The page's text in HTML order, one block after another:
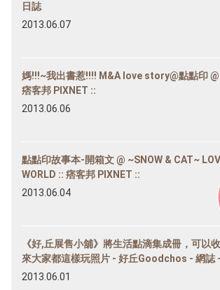
日誌
2013.06.07
媽!!!~我出書惹!!!! M&A love story@點點印
痞客邦 PIXNET ::
2013.06.06
點點印故事本-開箱文 @ ~SNOW & CAT~
WORLD :: 痞客邦 PIXNET ::
2013.06.04
《好,丘展售小舖》將生活點滴集成冊，可以
來大家都這樣玩照片 - 好丘Goodchos - 網
2013.06.01